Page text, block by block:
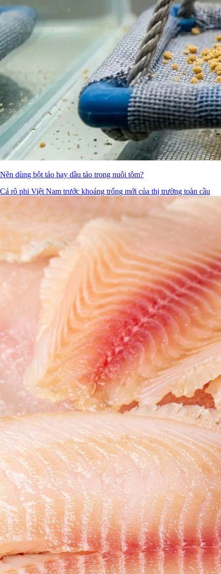
Nên dùng bột tảo hay dầu tảo trong nuôi tôm?
Cá rô phi Việt Nam trước khoảng trống mới của thị trường toàn cầu